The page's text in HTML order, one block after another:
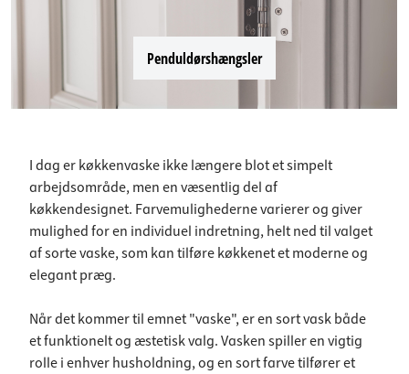
Penduldørshængsler
I dag er køkkenvaske ikke længere blot et simpelt
arbejdsområde, men en væsentlig del af
køkkendesignet. Farvemulighederne varierer og giver
mulighed for en individuel indretning, helt ned til valget
af sorte vaske, som kan tilføre køkkenet et moderne og
elegant præg.
Når det kommer til emnet "vaske", er en sort vask både
et funktionelt og æstetisk valg. Vasken spiller en vigtig
rolle i enhver husholdning, og en sort farve tilfører et